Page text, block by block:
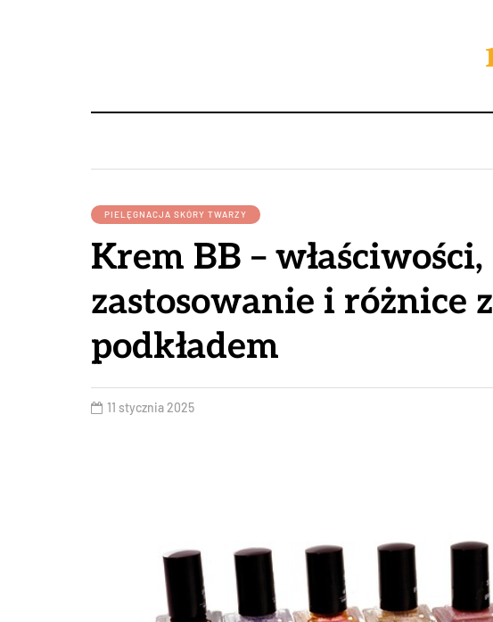
PIELĘGNACJA SKÓRY TWARZY
Krem BB – właściwości,
zastosowanie i różnice z
podkładem
11 stycznia 2025